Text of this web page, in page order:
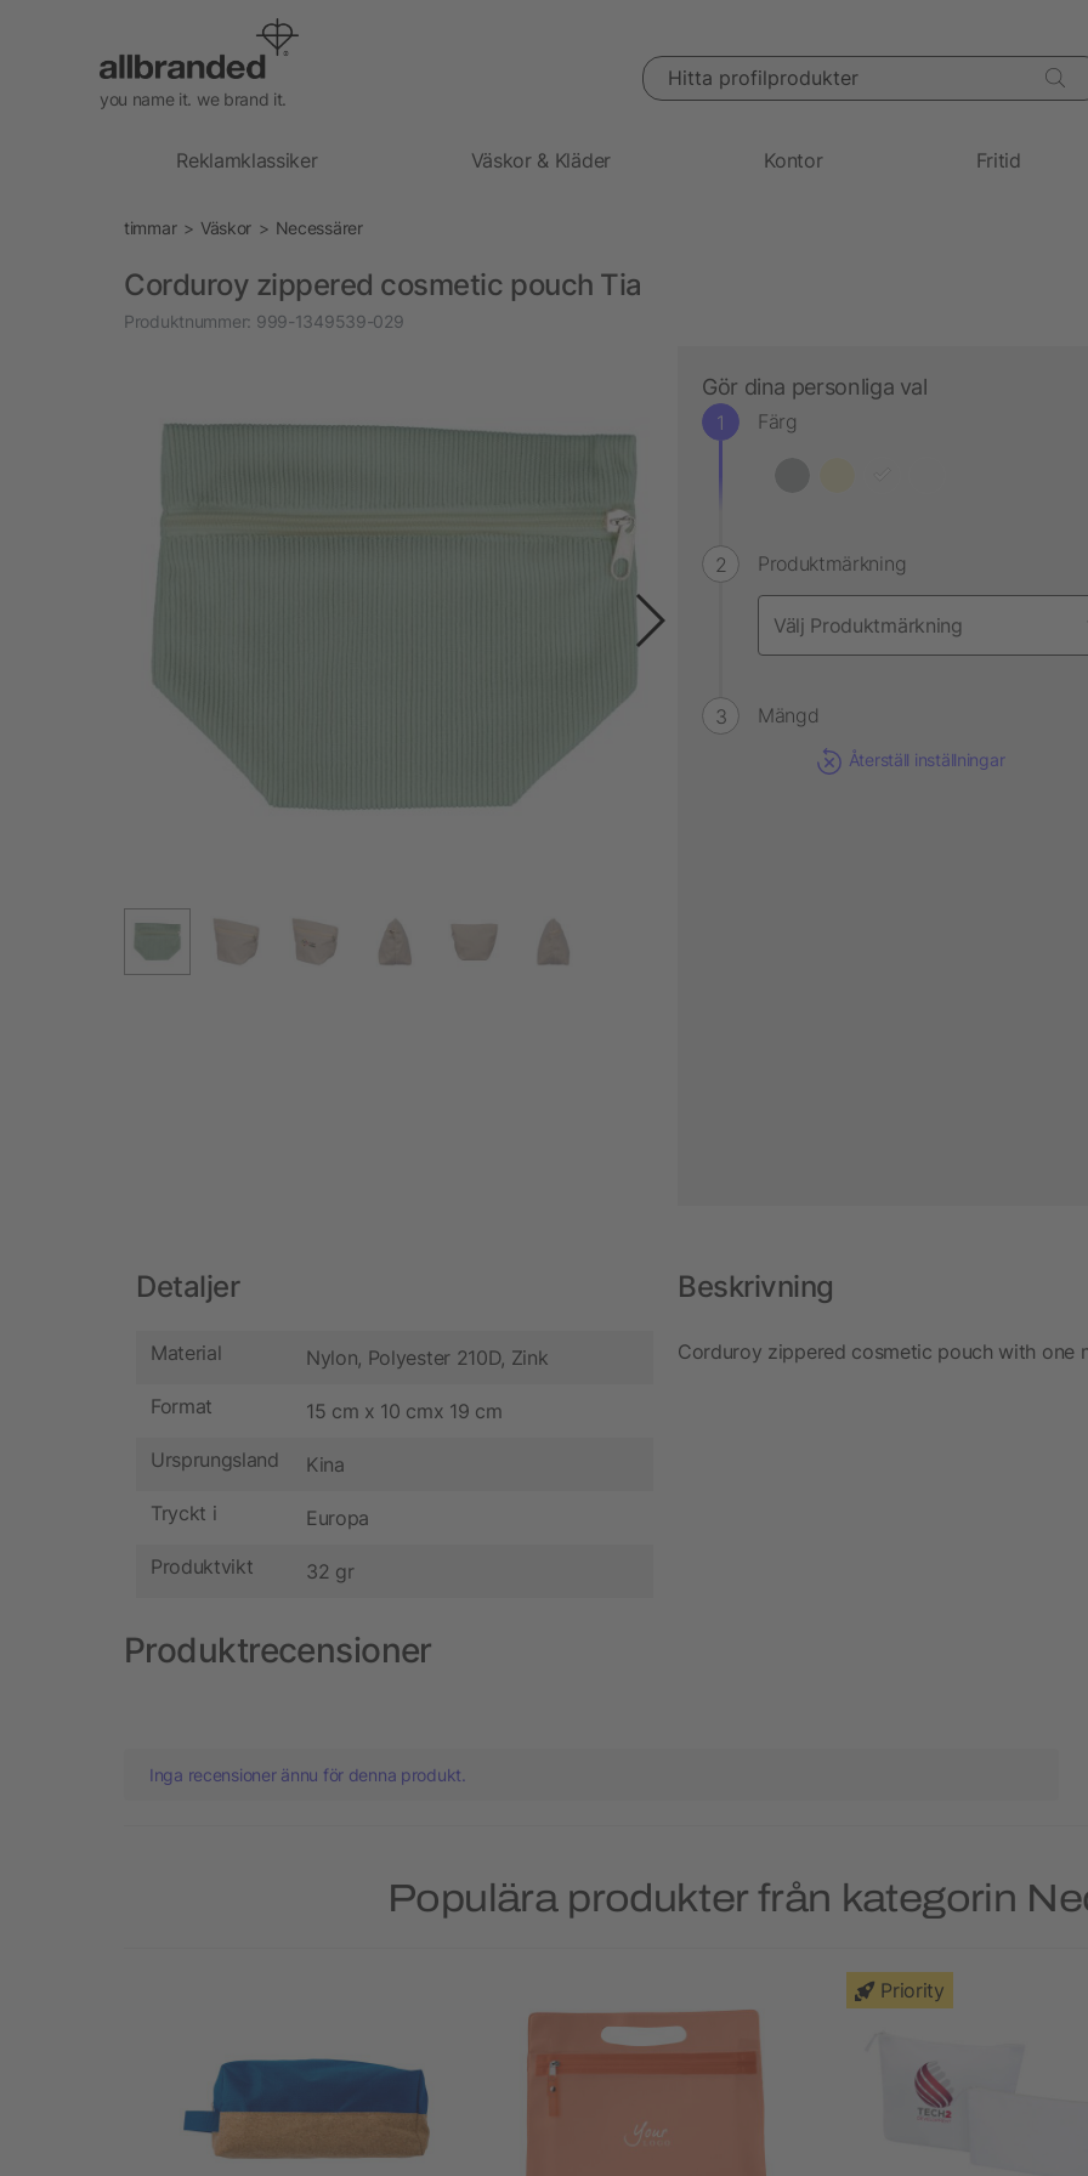
you name it. we brand it.
Hitta profilprodukter
Reklamklassiker Väskor & Kläder Kontor Fritid
timmar Väskor Necessärer
Corduroy zippered cosmetic pouch Tia
Produktnummer: 999-1349539-029
Gör dina personliga val
Färg
Produktmärkning
Mängd
Återställ inställningar
Detaljer
Material Nylon, Polyester 210D, Zink
Format 15 cm x 10 cmx 19 cm
Ursprungsland Kina
Tryckt i Europa
Produktvikt 32 gr
Beskrivning
Corduroy zippered cosmetic pouch with one
Produktrecensioner
Inga recensioner ännu för denna produkt.
Populära produkter från kategorin
Priority